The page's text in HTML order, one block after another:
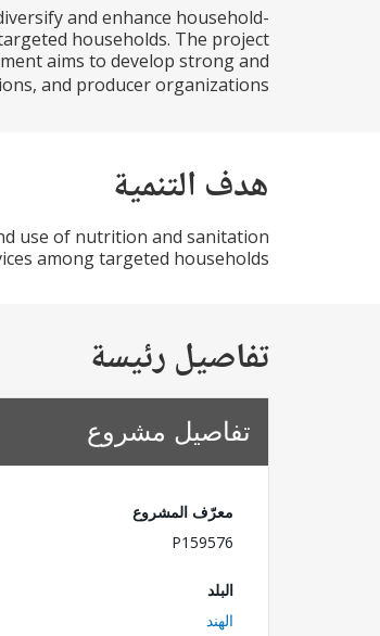
and enhance household-
households. The project
aims to develop strong and
and producer organizations...
هدف التنمية
use of nutrition and sanitation
among targeted households.
تفاصيل رئيسة
تفاصيل مشروع
معرّف المشروع
P159576
البلد
الهند